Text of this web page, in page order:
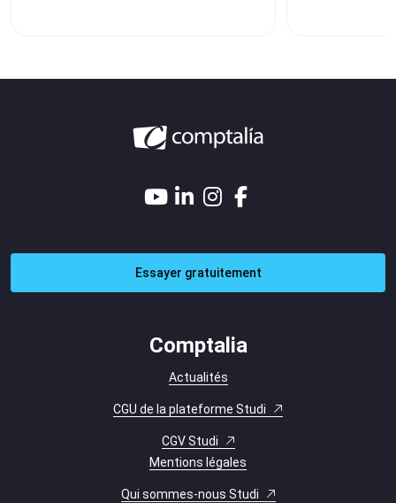
Essayer gratuitement
Comptalia
Actualités
CGU de la plateforme Studi
CGV Studi
Mentions légales
Qui sommes-nous Studi